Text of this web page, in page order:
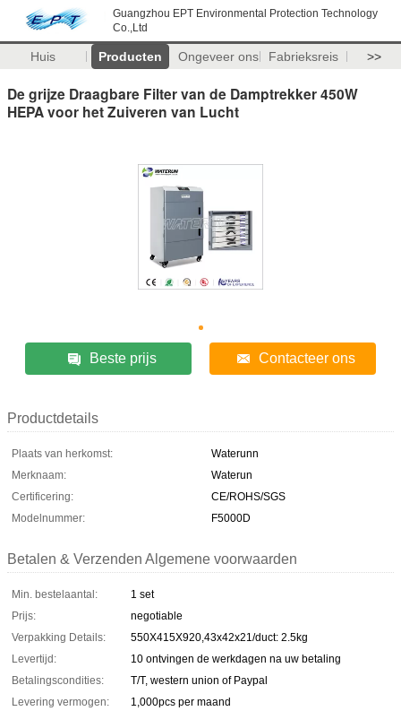
Guangzhou EPT Environmental Protection Technology
Co.,Ltd
Huis Producten Ongeveer ons Fabrieksreis >>
De grijze Draagbare Filter van de Damptrekker 450W
HEPA voor het Zuiveren van Lucht
Beste prijs Contacteer ons
Productdetails
Plaats van herkomst:
Waterunn
Merknaam:
Waterun
Certificering:
CE/ROHS/SGS
Modelnummer:
F5000D
Betalen & Verzenden Algemene voorwaarden
Min. bestelaantal:
1 set
Prijs:
negotiable
Verpakking Details:
550X415X920,43x42x21/duct: 2.5kg
Levertijd:
10 ontvingen de werkdagen na uw betaling
Betalingscondities:
T/T, western union of Paypal
Levering vermogen:
1,000pcs per maand